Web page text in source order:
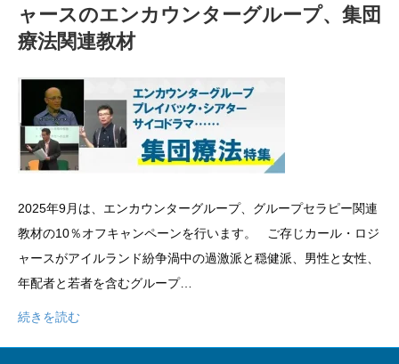
ャースのエンカウンターグループ、集団
療法関連教材
2025年9月は、エンカウンターグループ、グループセラピー関連
教材の10％オフキャンペーンを行います。 ご存じカール・ロジ
ャースがアイルランド紛争渦中の過激派と穏健派、男性と女性、
年配者と若者を含むグループ…
続きを読む